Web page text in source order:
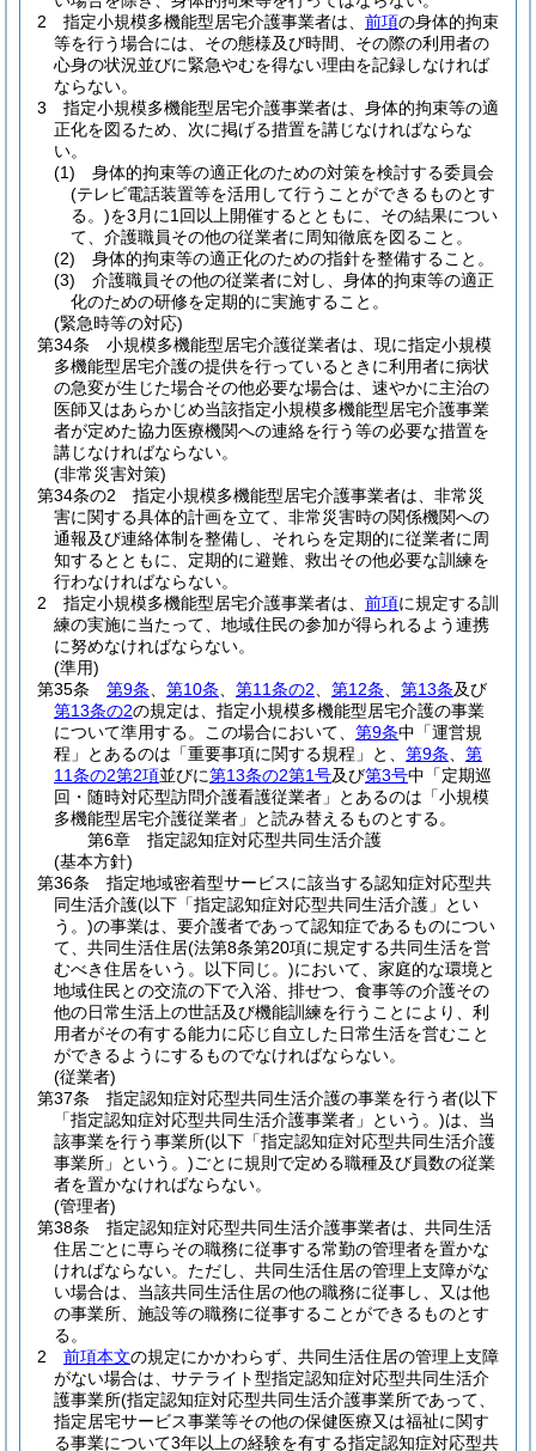
2
指定小規模多機能型居宅介護事業者は、 前項の身体的拘束
等を行う場合には、その態様及び時間、その際の利用者の
心身の状況並びに緊急やむを得ない理由を記録しなければ
ならない。
3
指定小規模多機能型居宅介護事業者は、身体的拘束等の適
正化を図るため、次に掲げる措置を講じなければならな
い。
(1)
身体的拘束等の適正化のための対策を検討する委員会
(テレビ電話装置等を活用して行うことができるものとす
る。)を3月に1回以上開催するとともに、その結果につい
て、介護職員その他の従業者に周知徹底を図ること。
(2)
身体的拘束等の適正化のための指針を整備すること。
(3)
介護職員その他の従業者に対し、身体的拘束等の適正
化のための研修を定期的に実施すること。
(緊急時等の対応)
第34条
小規模多機能型居宅介護従業者は、現に指定小規模
多機能型居宅介護の提供を行っているときに利用者に病状
の急変が生じた場合その他必要な場合は、速やかに主治の
医師又はあらかじめ当該指定小規模多機能型居宅介護事業
者が定めた協力医療機関への連絡を行う等の必要な措置を
講じなければならない。
(非常災害対策)
第34条の2
指定小規模多機能型居宅介護事業者は、非常災
害に関する具体的計画を立て、非常災害時の関係機関への
通報及び連絡体制を整備し、それらを定期的に従業者に周
知するとともに、定期的に避難、救出その他必要な訓練を
行わなければならない。
2
指定小規模多機能型居宅介護事業者は、 前項に規定する訓
練の実施に当たって、地域住民の参加が得られるよう連携
に努めなければならない。
(準用)
第35条
第9条 第10条 第11条の2 第12条 第13条及び
第13条の2の規定は、指定小規模多機能型居宅介護の事業
について準用する。
この場合において、 第9条中「運営規
程」とあるのは「重要事項に関する規程」と、 第9条
第
11条の2第2項並びに第13条の2第1号及び第3号中「定期巡
回・随時対応型訪問介護看護従業者」とあるのは「小規模
多機能型居宅介護従業者」と読み替えるものとする。
第6章
指定認知症対応型共同生活介護
(基本方針)
第36条
指定地域密着型サービスに該当する認知症対応型共
同生活介護(以下「指定認知症対応型共同生活介護」とい
う。)の事業は、要介護者であって認知症であるものについ
て、共同生活住居(法第8条第20項に規定する共同生活を営
むべき住居をいう。以下同じ。)において、家庭的な環境と
地域住民との交流の下で入浴、排せつ、食事等の介護その
他の日常生活上の世話及び機能訓練を行うことにより、利
用者がその有する能力に応じ自立した日常生活を営むこと
ができるようにするものでなければならない。
(従業者)
第37条
指定認知症対応型共同生活介護の事業を行う者(以下
「指定認知症対応型共同生活介護事業者」という。)は、当
該事業を行う事業所(以下「指定認知症対応型共同生活介護
事業所」という。)ごとに規則で定める職種及び員数の従業
者を置かなければならない。
(管理者)
第38条
指定認知症対応型共同生活介護事業者は、共同生活
住居ごとに専らその職務に従事する常勤の管理者を置かな
ければならない。 ただし、共同生活住居の管理上支障がな
い場合は、当該共同生活住居の他の職務に従事し、又は他
の事業所、施設等の職務に従事することができるものとす
る。
2
前項本文の規定にかかわらず、共同生活住居の管理上支障
がない場合は、サテライト型指定認知症対応型共同生活介
護事業所(指定認知症対応型共同生活介護事業所であって、
指定居宅サービス事業等その他の保健医療又は福祉に関す
る事業について3年以上の経験を有する指定認知症対応型共